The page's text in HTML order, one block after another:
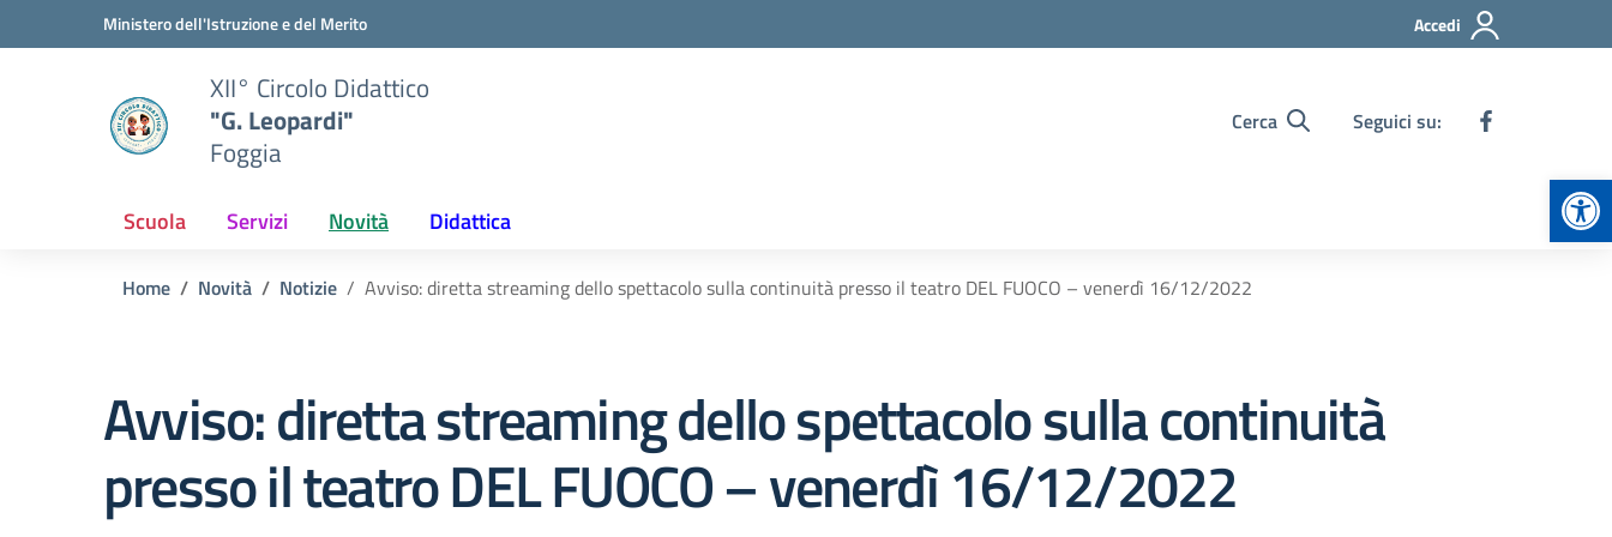
Vai ai contenuti
Vai al menu di navigazioneMinistero dell'Istruzione e del Merito Accedi
XII° Circolo Didattico
"G. Leopardi"
Foggia
Cerca Seguici su:
Scuola Servizi Novità Didattica
Home Novità Notizie Avviso: diretta streaming dello spettacolo sulla continuità presso il teatro DEL FUOCO – venerdì 16/12/2022
Avviso: diretta streaming dello spettacolo sulla continuità
presso il teatro DEL FUOCO – venerdì 16/12/2022